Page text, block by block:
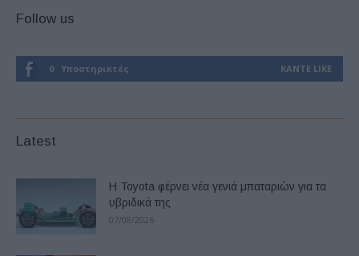
Follow us
0 Υποστηρικτές ΚΆΝΤΕ LIKE
Latest
Η Toyota φέρνει νέα γενιά μπαταριών για τα
υβριδικά της
07/08/2026